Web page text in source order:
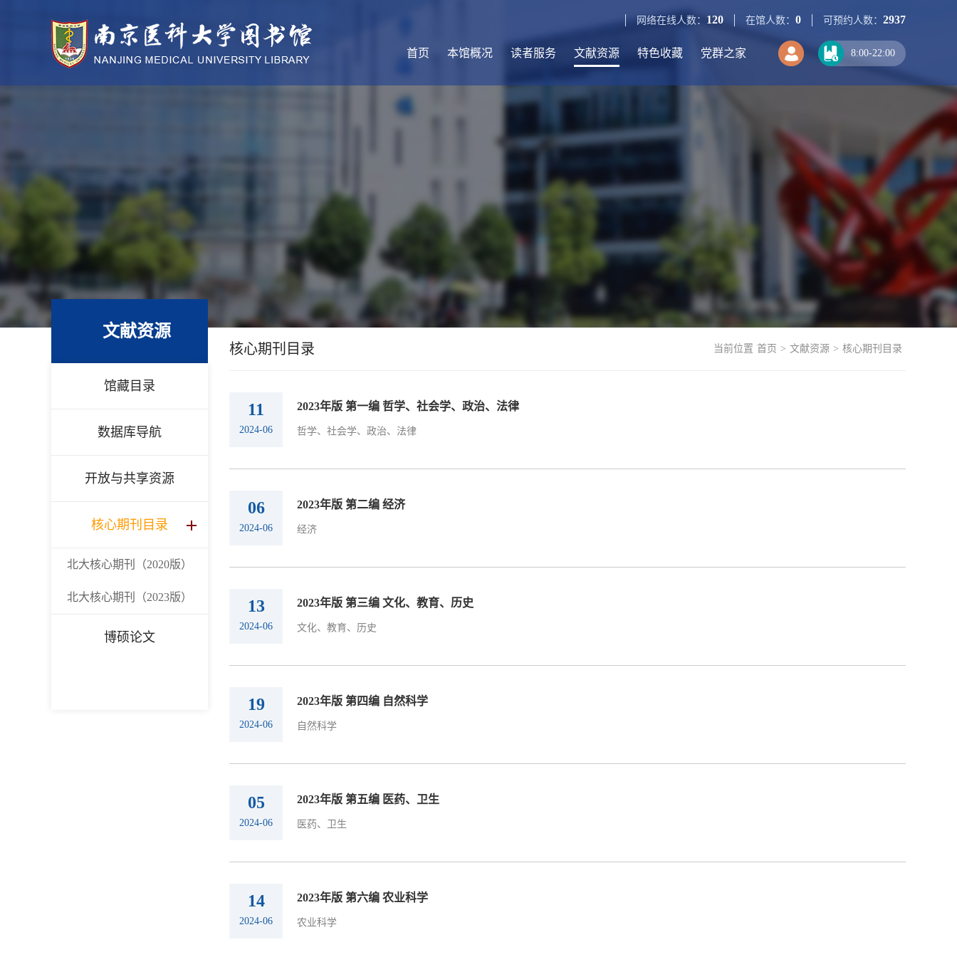
网络在线人数： 120 在馆人数： 0 可预约人数： 2937
首页 本馆概况 读者服务 文献资源 特色收藏 党群之家 8:00-22:00
文献资源
馆藏目录
数据库导航
开放与共享资源
核心期刊目录
北大核心期刊（2020版）
北大核心期刊（2023版）
博硕论文
核心期刊目录 当前位置 首页 > 文献资源 > 核心期刊目录
11
2024-06
2023年版 第一编 哲学、社会学、政治、法律
哲学、社会学、政治、法律
06
2024-06
2023年版 第二编 经济
经济
13
2024-06
2023年版 第三编 文化、教育、历史
文化、教育、历史
19
2024-06
2023年版 第四编 自然科学
自然科学
05
2024-06
2023年版 第五编 医药、卫生
医药、卫生
14
2024-06
2023年版 第六编 农业科学
农业科学